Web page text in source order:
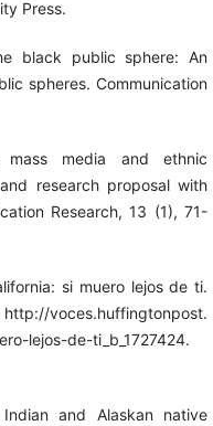
Press.
black public sphere: An
spheres. Communication
mass media and ethnic
research proposal with
Research, 13 (1), 71-
si muero lejos de ti.
voces.huffingtonpost.
lejos-de-ti_b_1727424.
and Alaskan native